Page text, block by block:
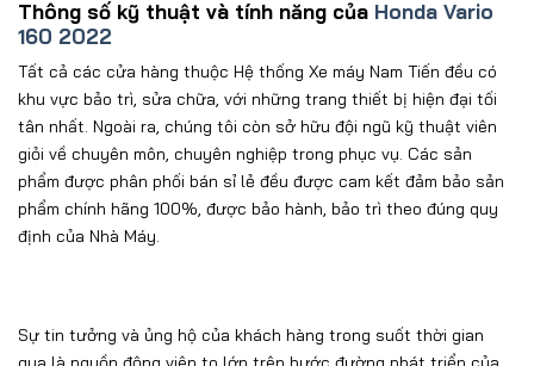
Thông số kỹ thuật và tính năng của Honda Vario
160 2022
Tất cả các cửa hàng thuộc Hệ thống Xe máy Nam Tiến đều có
khu vực bảo trì, sửa chữa, với những trang thiết bị hiện đại tối
tân nhất. Ngoài ra, chúng tôi còn sở hữu đội ngũ kỹ thuật viên
giỏi về chuyên môn, chuyên nghiệp trong phục vụ. Các sản
phẩm được phân phối bán sỉ lẻ đều được cam kết đảm bảo sản
phẩm chính hãng 100%, được bảo hành, bảo trì theo đúng quy
định của Nhà Máy.
Sự tin tưởng và ủng hộ của khách hàng trong suốt thời gian